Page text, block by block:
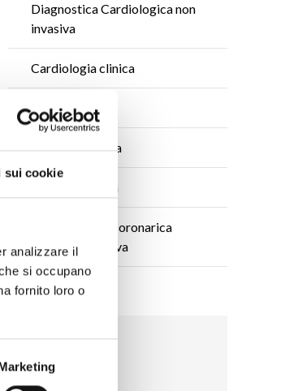
sui cookie
analizzare il
si occupano
fornito loro o
Diagnostica Cardiologica non
invasiva
Cardiologia clinica
Emodinamica
Elettrofisiologia
Cardiochirurgia
Chirurgia Coronarica
Ricostruttiva